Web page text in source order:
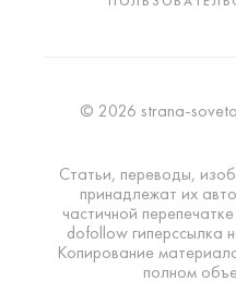
© 2026 strana-
Статьи, переводы,
принадлежат их
частичной
dofollow гиперссылка
Копирование
полном